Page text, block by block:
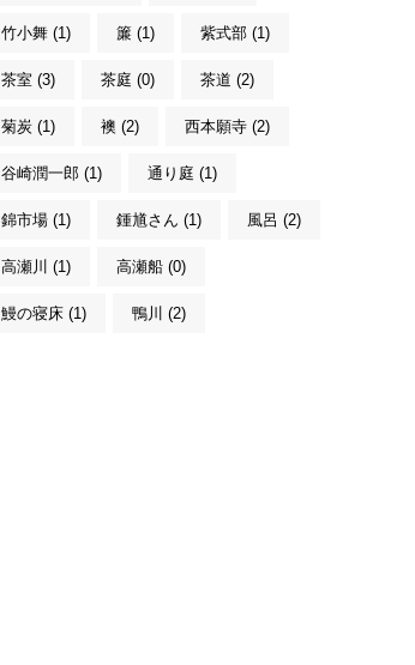
竹小舞 (1) 簾 (1) 紫式部 (1)
茶室 (3) 茶庭 (0) 茶道 (2)
菊炭 (1) 襖 (2) 西本願寺 (2)
谷崎潤一郎 (1) 通り庭 (1)
錦市場 (1) 鍾馗さん (1) 風呂 (2)
高瀬川 (1) 高瀬船 (0)
鰻の寝床 (1) 鴨川 (2)